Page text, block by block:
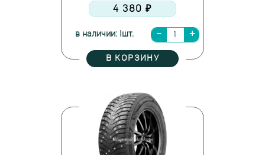
4 380 ₽
в наличии: 1шт.
В КОРЗИНУ